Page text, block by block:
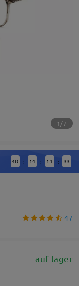
1/7
4D : 14 : 11 : 33
47
auf lager